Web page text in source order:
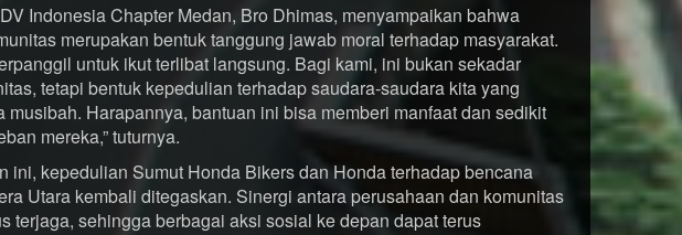
Indonesia Chapter Medan, Bro Dhimas, menyampaikan bahwa
merupakan bentuk tanggung jawab moral terhadap masyarakat.
untuk ikut terlibat langsung. Bagi kami, ini bukan sekadar
tetapi bentuk kepedulian terhadap saudara-saudara kita yang
musibah. Harapannya, bantuan ini bisa memberi manfaat dan sedikit
mereka,” tuturnya.
ini, kepedulian Sumut Honda Bikers dan Honda terhadap bencana
Utara kembali ditegaskan. Sinergi antara perusahaan dan komunitas
terjaga, sehingga berbagai aksi sosial ke depan dapat terus